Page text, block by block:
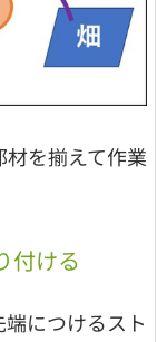
を揃えて作業
付ける
につけるスト